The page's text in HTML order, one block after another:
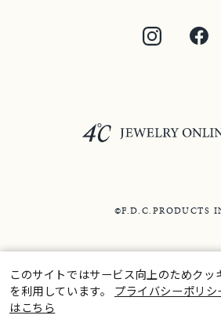
©F.D.C.PRODUCTS
このサイトではサービス向上のためクッ
を利用しています。 プライバシーポリシ
はこちら